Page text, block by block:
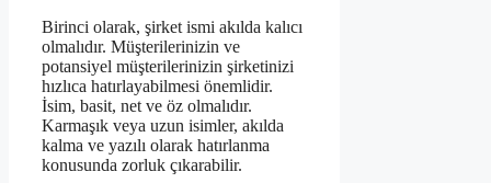
Birinci olarak, şirket ismi akılda kalıcı
olmalıdır. Müşterilerinizin ve
potansiyel müşterilerinizin şirketinizi
hızlıca hatırlayabilmesi önemlidir.
İsim, basit, net ve öz olmalıdır.
Karmaşık veya uzun isimler, akılda
kalma ve yazılı olarak hatırlanma
konusunda zorluk çıkarabilir.